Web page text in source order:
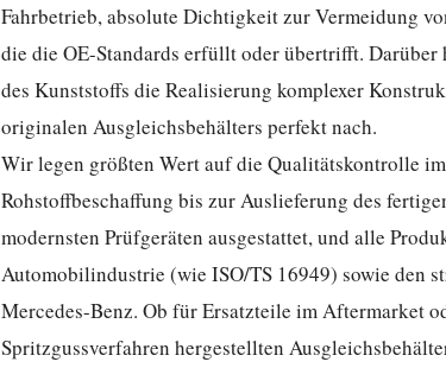
Fahrbetrieb, absolute Dichtigkeit zur Vermeidung
die die OE-Standards erfüllt oder übertrifft.
des Kunststoffs die Realisierung komplexer
originalen Ausgleichsbehälters perfekt nach.
Wir legen größten Wert auf die Qualitätskontrolle
Rohstoffbeschaffung bis zur Auslieferung des
modernsten Prüfgeräten ausgestattet, und alle
Automobilindustrie (wie ISO/TS 16949) sowie den
Mercedes-Benz. Ob für Ersatzteile im Aftermarket
Spritzgussverfahren hergestellten